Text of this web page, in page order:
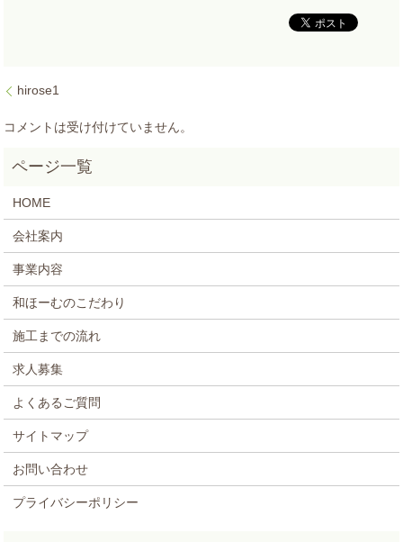
hirose1
コメントは受け付けていません。
HOME
会社案内
事業内容
和ほーむのこだわり
施工までの流れ
求人募集
よくあるご質問
サイトマップ
お問い合わせ
プライバシーポリシー